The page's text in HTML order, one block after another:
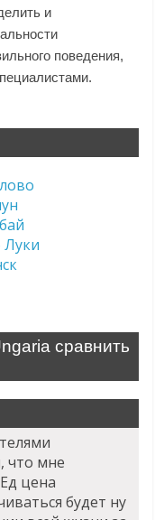
и
поведения,
Луки
сравнить
что мне
цена
будет ну